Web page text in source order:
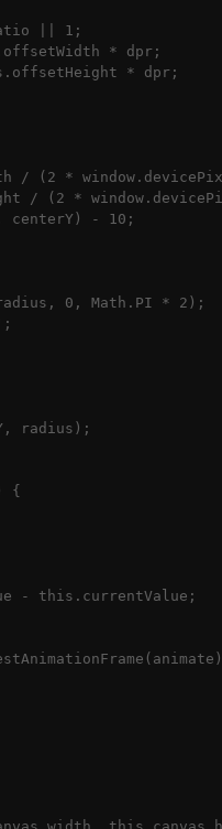
|| 1;
* dpr;
* dpr;
/ (2 *
/ (2 *
centerY) - 10;
0, Math.PI * 2);
radius);
{
- this.currentValue;